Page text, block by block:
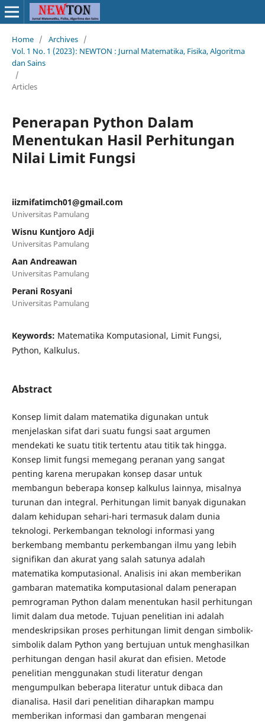
Home / Archives /
Vol. 1 No. 1 (2023): NEWTON : Jurnal Matematika, Fisika, Algoritma
dan Sains
/
Articles
Penerapan Python Dalam
Menentukan Hasil Perhitungan
Nilai Limit Fungsi
iizmifatimch01@gmail.com
Universitas Pamulang
Wisnu Kuntjoro Adji
Universitas Pamulang
Aan Andreawan
Universitas Pamulang
Perani Rosyani
Universitas Pamulang
Keywords: Matematika Komputasional, Limit Fungsi,
Python, Kalkulus.
Abstract
Konsep limit dalam matematika digunakan untuk
menjelaskan sifat dari suatu fungsi saat argumen
mendekati ke suatu titik tertentu atau titik tak hingga.
Konsep limit fungsi memegang peranan yang sangat
penting karena merupakan konsep dasar untuk
membangun beberapa konsep kalkulus lainnya, misalnya
turunan dan integral. Perhitungan limit banyak digunakan
dalam kehidupan sehari-hari termasuk dalam dunia
teknologi. Perkembangan teknologi informasi yang
berkembang membantu perkembangan ilmu yang lebih
signifikan dan akurat yang salah satunya adalah
matematika komputasional. Analisis ini akan memberikan
gambaran matematika komputasional dalam penerapan
pemrograman Python dalam menentukan hasil perhitungan
limit dalam dua metode. Tujuan penelitian ini adalah
mendeskripsikan proses perhitungan limit dengan simbolik-
simbolik dalam Python yang bertujuan untuk menghasilkan
perhitungan dengan hasil akurat dan efisien. Metode
penelitian menggunakan studi literatur dengan
mengumpulkan beberapa literatur untuk dibaca dan
dianalisa. Hasil dari penelitian diharapkan mampu
memberikan informasi dan gambaran mengenai